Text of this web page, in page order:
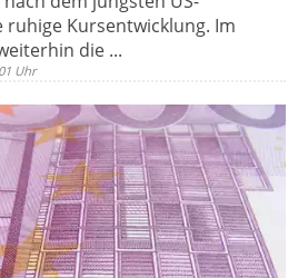
ruhige Kursentwicklung. Im
die ...
Uhr